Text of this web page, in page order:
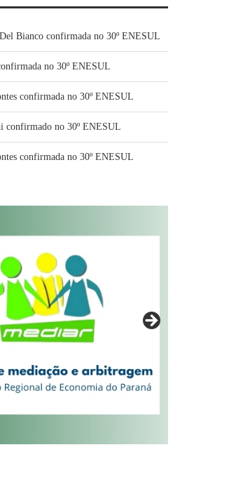
Bianco confirmada no 30º ENESUL
no 30º ENESUL
confirmada no 30º ENESUL
confirmado no 30º ENESUL
confirmada no 30º ENESUL